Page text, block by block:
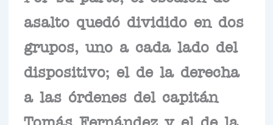
asalto quedó dividido en dos
grupos, uno a cada lado del
dispositivo; el de la derecha
a las órdenes del capitán
Tomás Fernández y el de la